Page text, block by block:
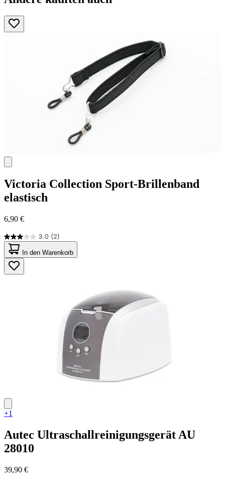
Victoria Collection Sport-Brillenband
elastisch
6,90 €
3.0 (2)
3.0
von
5
Sternen.
2
In den Warenkorb
+1
Autec Ultraschallreinigungsgerät AU
28010
39,90 €